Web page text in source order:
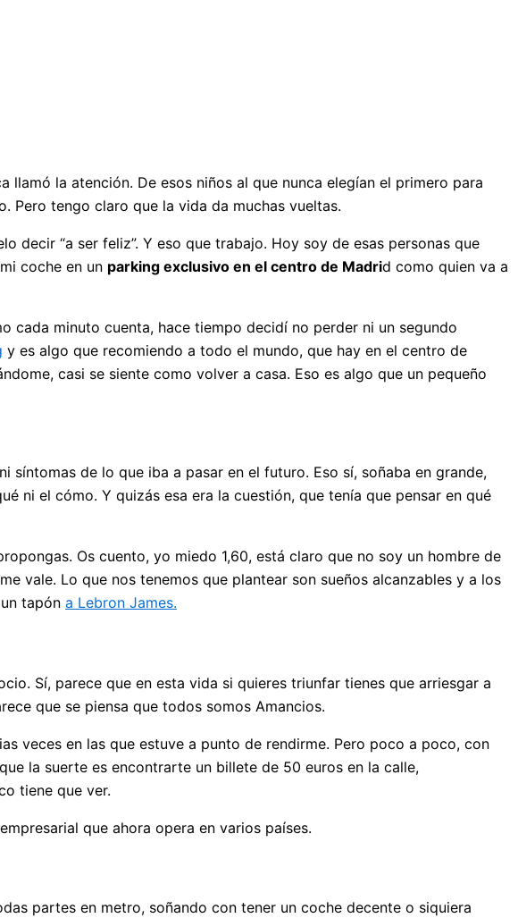
la atención. De esos niños al que nunca elegían el primero para
Pero tengo claro que la vida da muchas vueltas.
decir “a ser feliz”. Y eso que trabajo. Hoy soy de esas personas que
coche en un parking exclusivo en el centro de Madrid como quien va a
cada minuto cuenta, hace tiempo decidí no perder ni un segundo
y es algo que recomiendo a todo el mundo, que hay en el centro de
casi se siente como volver a casa. Eso es algo que un pequeño
síntomas de lo que iba a pasar en el futuro. Eso sí, soñaba en grande,
ni el cómo. Y quizás esa era la cuestión, que tenía que pensar en qué
Os cuento, yo miedo 1,60, está claro que no soy un hombre de
vale. Lo que nos tenemos que plantear son sueños alcanzables y a los
tapón a Lebron James.
Sí, parece que en esta vida si quieres triunfar tienes que arriesgar a
que se piensa que todos somos Amancios.
veces en las que estuve a punto de rendirme. Pero poco a poco, con
la suerte es encontrarte un billete de 50 euros en la calle,
tiene que ver.
que ahora opera en varios países.
partes en metro, soñando con tener un coche decente o siquiera